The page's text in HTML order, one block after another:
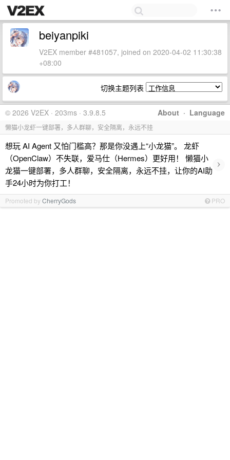
beiyanpiki
V2EX member #481057, joined on 2020-04-02 11:30:38
+08:00
切换主题列表
About · Language
© 2026 V2EX · 203ms · 3.9.8.5
懒猫小龙虾一键部署，多人群聊，安全隔离，永远不挂
想玩 AI Agent 又怕门槛高？那是你没遇上“小龙猫”。 龙虾
（OpenClaw）不失联，爱马仕（Hermes）更好用！ 懒猫小
龙猫一键部署，多人群聊，安全隔离，永远不挂，让你的AI助
手24小时为你打工！
›
Promoted byCherryGods PRO